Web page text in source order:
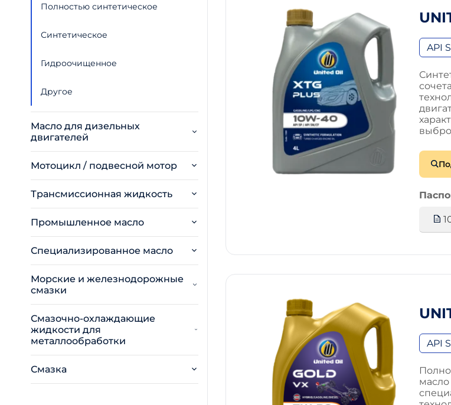
Полностью синтетическое
Синтетическое
Гидроочищенное
Другое
Масло для дизельных
двигателей
Мотоцикл / подвесной мотор
Трансмиссионная жидкость
Промышленное масло
Специализированное масло
Морские и железнодорожные
смазки
Смазочно-охлаждающие
жидкости для
металлообработки
Смазка
API
API
масло